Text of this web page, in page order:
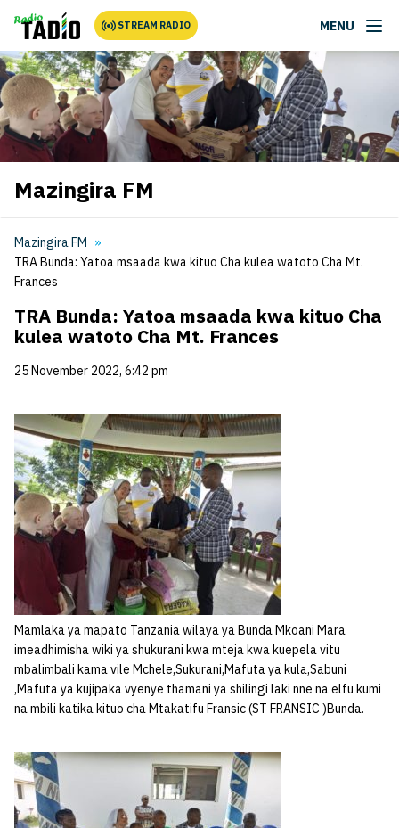
STREAM RADIO MENU
Mazingira FM
Mazingira FM
TRA Bunda: Yatoa msaada kwa kituo Cha kulea watoto Cha Mt.
Frances
TRA Bunda: Yatoa msaada kwa kituo Cha
kulea watoto Cha Mt. Frances
25 November 2022, 6:42 pm
Mamlaka ya mapato Tanzania wilaya ya Bunda Mkoani Mara
imeadhimisha wiki ya shukurani kwa mteja kwa kuepela vitu
mbalimbali kama vile Mchele,Sukurani,Mafuta ya kula,Sabuni
,Mafuta ya kujipaka vyenye thamani ya shilingi laki nne na elfu kumi
na mbili katika kituo cha Mtakatifu Fransic (ST FRANSIC )Bunda.